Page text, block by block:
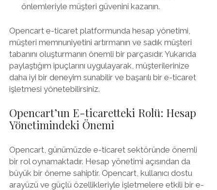
önlemleriyle müşteri güvenini kazanın.
Opencart e-ticaret platformunda hesap yönetimi,
müşteri memnuniyetini artırmanın ve sadık müşteri
tabanını oluşturmanın önemli bir parçasıdır. Yukarıda
paylaştığım ipuçlarını uygulayarak, müşterilerinize
daha iyi bir deneyim sunabilir ve başarılı bir e-ticaret
işletmesi yönetebilirsiniz.
Opencart’un E-ticaretteki Rolü: Hesap
Yönetimindeki Önemi
Opencart, günümüzde e-ticaret sektöründe önemli
bir rol oynamaktadır. Hesap yönetimi açısından da
büyük bir öneme sahiptir. Opencart, kullanıcı dostu
arayüzü ve güçlü özellikleriyle işletmelere etkili bir e-